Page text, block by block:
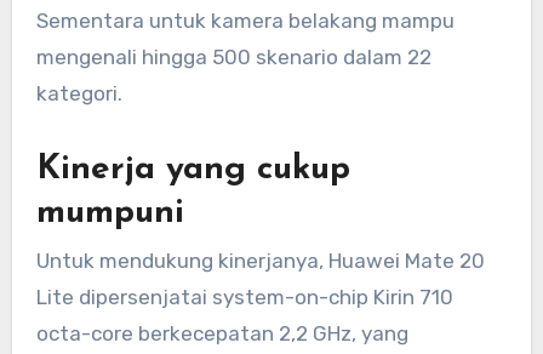
Sementara untuk kamera belakang mampu
mengenali hingga 500 skenario dalam 22
kategori.
Kinerja yang cukup
mumpuni
Untuk mendukung kinerjanya, Huawei Mate 20
Lite dipersenjatai system-on-chip Kirin 710
octa-core berkecepatan 2,2 GHz, yang